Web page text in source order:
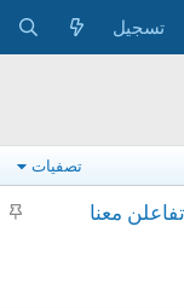
تسجيل
تصفيات
م
معنا